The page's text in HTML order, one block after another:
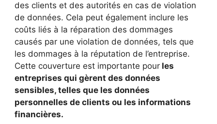
des clients et des autorités en cas de violation
de données. Cela peut également inclure les
coûts liés à la réparation des dommages
causés par une violation de données, tels que
les dommages à la réputation de l’entreprise.
Cette couverture est importante pour les
entreprises qui gèrent des données
sensibles, telles que les données
personnelles de clients ou les informations
financières.